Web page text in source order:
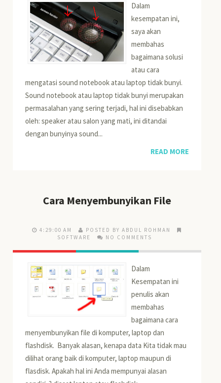
Dalam
kesempatan ini,
saya akan
membahas
bagaimana solusi
atau cara
mengatasi sound notebook atau laptop tidak bunyi.
Sound notebook atau laptop tidak bunyi merupakan
permasalahan yang sering terjadi, hal ini disebabkan
oleh: speaker atau salon yang mati, ini ditandai
dengan bunyinya sound...
READ MORE
Cara Menyembunyikan File
4:29:00 AM
POSTED BY ABDUL ROHMAN
SOFTWARE
NO COMMENTS
Dalam
Kesempatan ini
penulis akan
membahas
bagaimana cara
menyembunyikan file di komputer, laptop dan
flashdisk. Banyak alasan, kenapa data Kita tidak mau
dilihat orang baik di komputer, laptop maupun di
flasdisk. Apakah hal ini Anda mempunyai alasan